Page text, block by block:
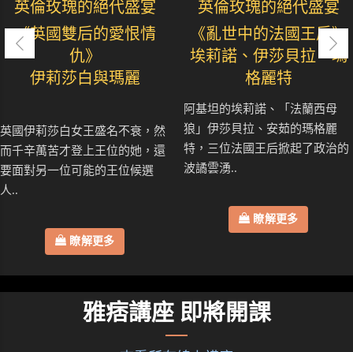
英倫玫瑰的絕代盛宴
《英國雙后的愛恨情
仇》
伊莉莎白與瑪麗
英國伊莉莎白女王盛名不衰，然
而千辛萬苦才登上王位的她，還
要面對另一位可能的王位候選
人..
瞭解更多
英倫玫瑰的絕代盛宴
《亂世中的法國王后》
埃莉諾、伊莎貝拉、瑪
格麗特
阿基坦的埃莉諾、「法蘭西母
狼」伊莎貝拉、安茹的瑪格麗
特，三位法國王后掀起了政治的
波譎雲湧..
瞭解更多
雅痞講座 即將開課